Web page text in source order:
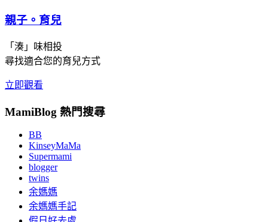
親子。育兒
「湊」味相投
尋找適合您的育兒方式
立即觀看
MamiBlog 熱門搜尋
BB
KinseyMaMa
Supermami
blogger
twins
余媽媽
余媽媽手記